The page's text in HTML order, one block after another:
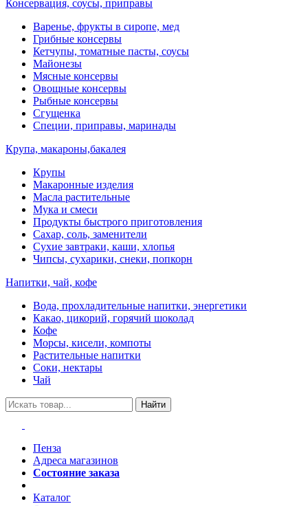
Консервация, соусы, приправы
Варенье, фрукты в сиропе, мед
Грибные консервы
Кетчупы, томатные пасты, соусы
Майонезы
Мясные консервы
Овощные консервы
Рыбные консервы
Сгущенка
Специи, приправы, маринады
Крупа, макароны,бакалея
Крупы
Макаронные изделия
Масла растительные
Мука и смеси
Продукты быстрого приготовления
Сахар, соль, заменители
Сухие завтраки, каши, хлопья
Чипсы, сухарики, снеки, попкорн
Напитки, чай, кофе
Вода, прохладительные напитки, энергетики
Какао, цикорий, горячий шоколад
Кофе
Морсы, кисели, компоты
Растительные напитки
Соки, нектары
Чай
Найти
Пенза
Адреса магазинов
Состояние заказа
Каталог